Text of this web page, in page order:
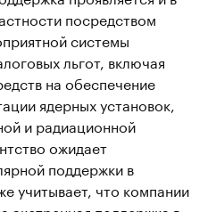
посредством
системы
льгот, включая
на обеспечение
ядерных установок,
и радиационной
ожидает
поддержки в
учитывает, что компании